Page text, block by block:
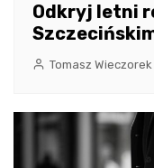
Odkryj letni
Tomasz Wieczorek